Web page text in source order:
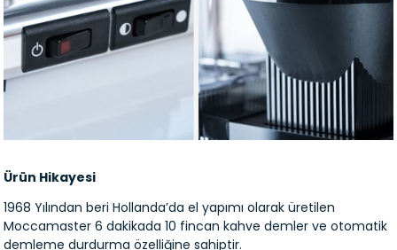
Ürün Hikayesi
1968 Yılından beri Hollanda’da el yapımı olarak üretilen
Moccamaster 6 dakikada 10 fincan kahve demler ve otomatik
demleme durdurma özelliğine sahiptir.